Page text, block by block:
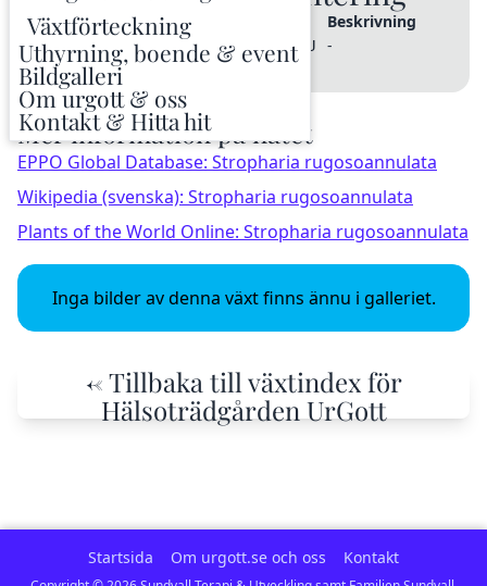
Växtförteckning
Uthyrning, boende & event
Bildgalleri
Om urgott & oss
Kontakt & Hitta hit
Sort / Variant Planterad
Beskrivning
-
2025 STPRRU -
Mer information på nätet
EPPO Global Database: Stropharia rugosoannulata
Wikipedia (svenska): Stropharia rugosoannulata
Plants of the World Online: Stropharia rugosoannulata
Inga bilder av denna växt finns ännu i galleriet.
← Tillbaka till växtindex för
Hälsoträdgården UrGott
Startsida Om urgott.se och oss Kontakt